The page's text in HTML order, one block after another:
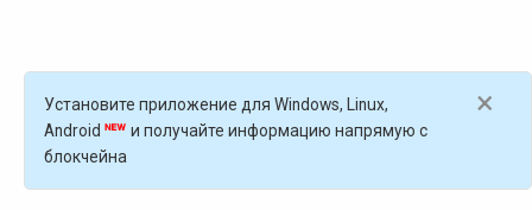
×
Установите приложение для Windows, Linux,
Android
и получайте информацию напрямую с
блокчейна